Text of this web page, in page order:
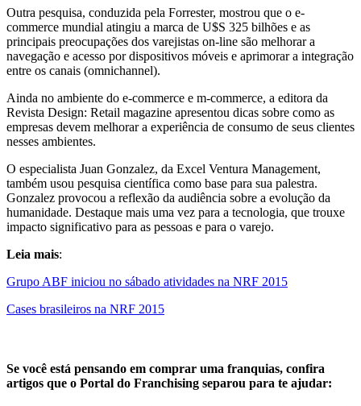
Outra pesquisa, conduzida pela Forrester, mostrou que o e-
commerce mundial atingiu a marca de U$S 325 bilhões e as
principais preocupações dos varejistas on-line são melhorar a
navegação e acesso por dispositivos móveis e aprimorar a integração
entre os canais (omnichannel).
Ainda no ambiente do e-commerce e m-commerce, a editora da
Revista Design: Retail magazine apresentou dicas sobre como as
empresas devem melhorar a experiência de consumo de seus clientes
nesses ambientes.
O especialista Juan Gonzalez, da Excel Ventura Management,
também usou pesquisa científica como base para sua palestra.
Gonzalez provocou a reflexão da audiência sobre a evolução da
humanidade. Destaque mais uma vez para a tecnologia, que trouxe
impacto significativo para as pessoas e para o varejo.
Leia mais:
Grupo ABF iniciou no sábado atividades na NRF 2015
Cases brasileiros na NRF 2015
Se você está pensando em comprar uma franquias, confira
artigos que o Portal do Franchising separou para te ajudar: